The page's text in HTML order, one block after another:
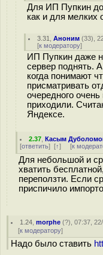
Для ИП Пупкин
как и для мелких
3.31 ,Аноним (33),
[к модератору]
ИП Пупкин даже
сервер поднять.
когда понимают
присматривать
очередного
приходили.
Яндексе.
2.37 ,Касым
[ответить] [↑] [к
Для небольшой и
хватить
переползти. Если
приспичило
1.24 ,morphe (?), 07:37,
[к модератору]
Надо было ставить